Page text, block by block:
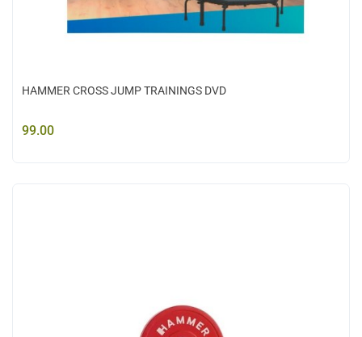
HAMMER CROSS JUMP TRAININGS DVD
99.00